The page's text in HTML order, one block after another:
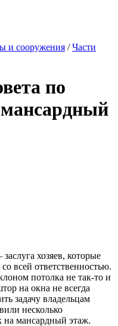
и сооружения /Части
по
хозяев, которые
всей ответственностью.
потолка не так-то и
на окна не всегда
задачу владельцам
несколько
на мансардный этаж.